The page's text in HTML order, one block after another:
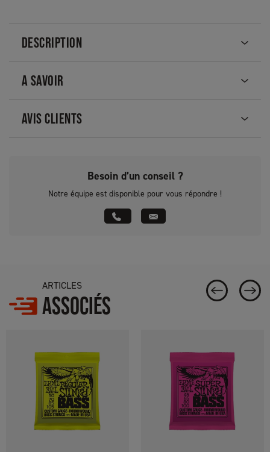
DESCRIPTION
A SAVOIR
AVIS CLIENTS
Besoin d’un conseil ?
Notre équipe est disponible pour vous répondre !
ARTICLES
ASSOCIÉS